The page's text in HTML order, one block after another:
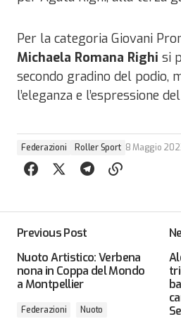
Per la categoria Giovani
Michaela Romana Righi si
secondo gradino del podio,
l’eleganza e l’espressione
Federazioni Roller Sport 8 Maggio
Previous Post
Nuoto Artistico: Verbena
nona in Coppa del Mondo
a Montpellier
Federazioni
Nuoto